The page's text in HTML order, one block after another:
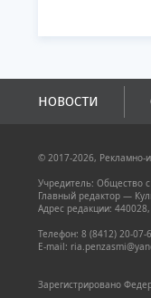
НОВОСТИ
© 2017-2026, Рекламно-
Учредитель: Общество
Главный редактор —
Адрес редакции:
Телефон: 8 (8412) 20-07-
E-mail:
Зарегистрировано